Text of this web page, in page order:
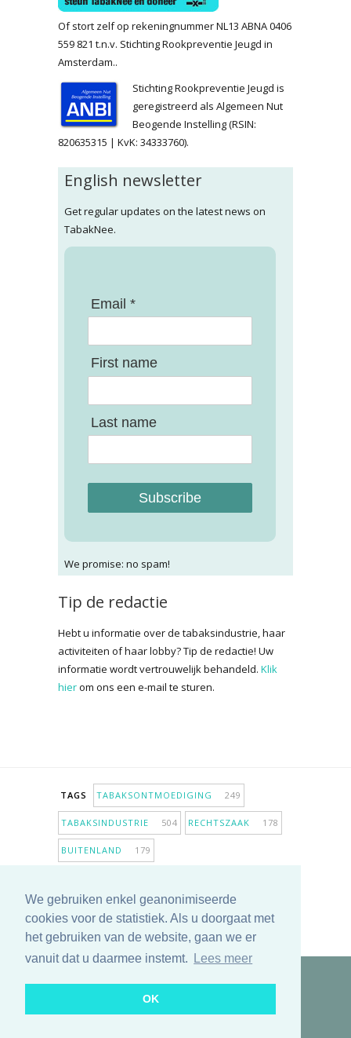
We gebruiken enkel geanonimiseerde
cookies voor de statistiek. Als u doorgaat met
het gebruiken van de website, gaan we er
vanuit dat u daarmee instemt.
Lees meer
OK
Of stort zelf op rekeningnummer NL13 ABNA 0406
559 821 t.n.v. Stichting Rookpreventie Jeugd in
Amsterdam..
Stichting Rookpreventie Jeugd is
geregistreerd als Algemeen Nut
Beogende Instelling (RSIN:
820635315 | KvK: 34333760).
English newsletter
Get regular updates on the latest news on
TabakNee.
Email *
First name
Last name
Subscribe
We promise: no spam!
Tip de redactie
Hebt u informatie over de tabaksindustrie, haar
activiteiten of haar lobby? Tip de redactie! Uw
informatie wordt vertrouwelijk behandeld. Klik
hierom ons een e-mail te sturen.
TAGS TABAKSONTMOEDIGING 249
TABAKSINDUSTRIE 504 RECHTSZAAK 178
BUITENLAND 179
ANTIROOKBELEID307 ONDERZOEK
MEER TAGS TONEN
Copyright © 2025 TabakNee - Rookpreventie Jeugd